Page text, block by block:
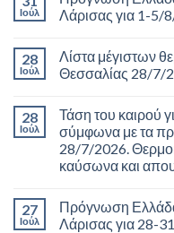
Ιούλ
Λάρισας για 1-5/
28
Ιούλ
Λίστα μέγιστων
Θεσσαλίας 28/7/
28
Ιούλ
Τάση του καιρού
σύμφωνα με τα
28/7/2026.
καύσωνα και
27
Ιούλ
Πρόγνωση
Λάρισας για